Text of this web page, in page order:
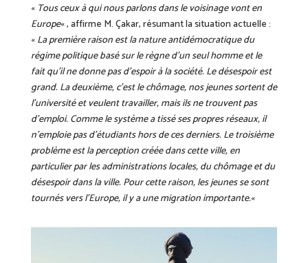
« Tous ceux à qui nous parlons dans le voisinage vont en
Europe« , affirme M. Çakar, résumant la situation actuelle :
«La première raison est la nature antidémocratique du
régime politique basé sur le règne d’un seul homme et le
fait qu’il ne donne pas d’espoir à la société. Le désespoir est
grand. La deuxième, c’est le chômage, nos jeunes sortent de
l’université et veulent travailler, mais ils ne trouvent pas
d’emploi. Comme le système a tissé ses propres réseaux, il
n’emploie pas d’étudiants hors de ces derniers. Le troisième
problème est la perception créée dans cette ville, en
particulier par les administrations locales, du chômage et du
désespoir dans la ville. Pour cette raison, les jeunes se sont
tournés vers l’Europe, il y a une migration importante.«